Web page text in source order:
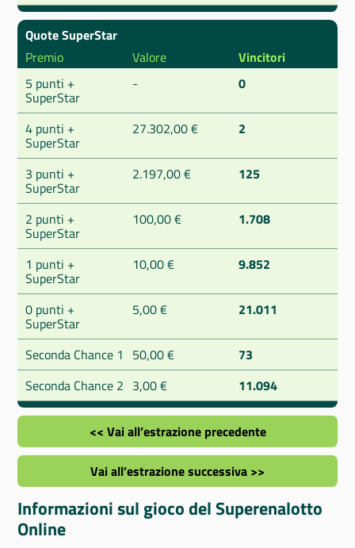
Quote SuperStar
Premio
Valore
Vincitori
5 punti +
SuperStar
- 0
4 punti +
SuperStar
27.302,00 € 2
3 punti +
SuperStar
2.197,00 € 125
2 punti +
SuperStar
100,00 € 1.708
1 punti +
SuperStar
10,00 € 9.852
0 punti +
SuperStar
5,00 € 21.011
Seconda Chance 1 50,00 €
73
Seconda Chance 2 3,00 € 11.094
<< Vai all’estrazione precedente
Vai all’estrazione successiva >>
Informazioni sul gioco del Superenalotto
Online